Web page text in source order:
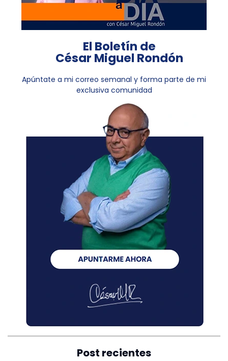
El Boletín de
César Miguel Rondón
Apúntate a mi correo semanal y forma parte de mi
exclusiva comunidad
Post recientes